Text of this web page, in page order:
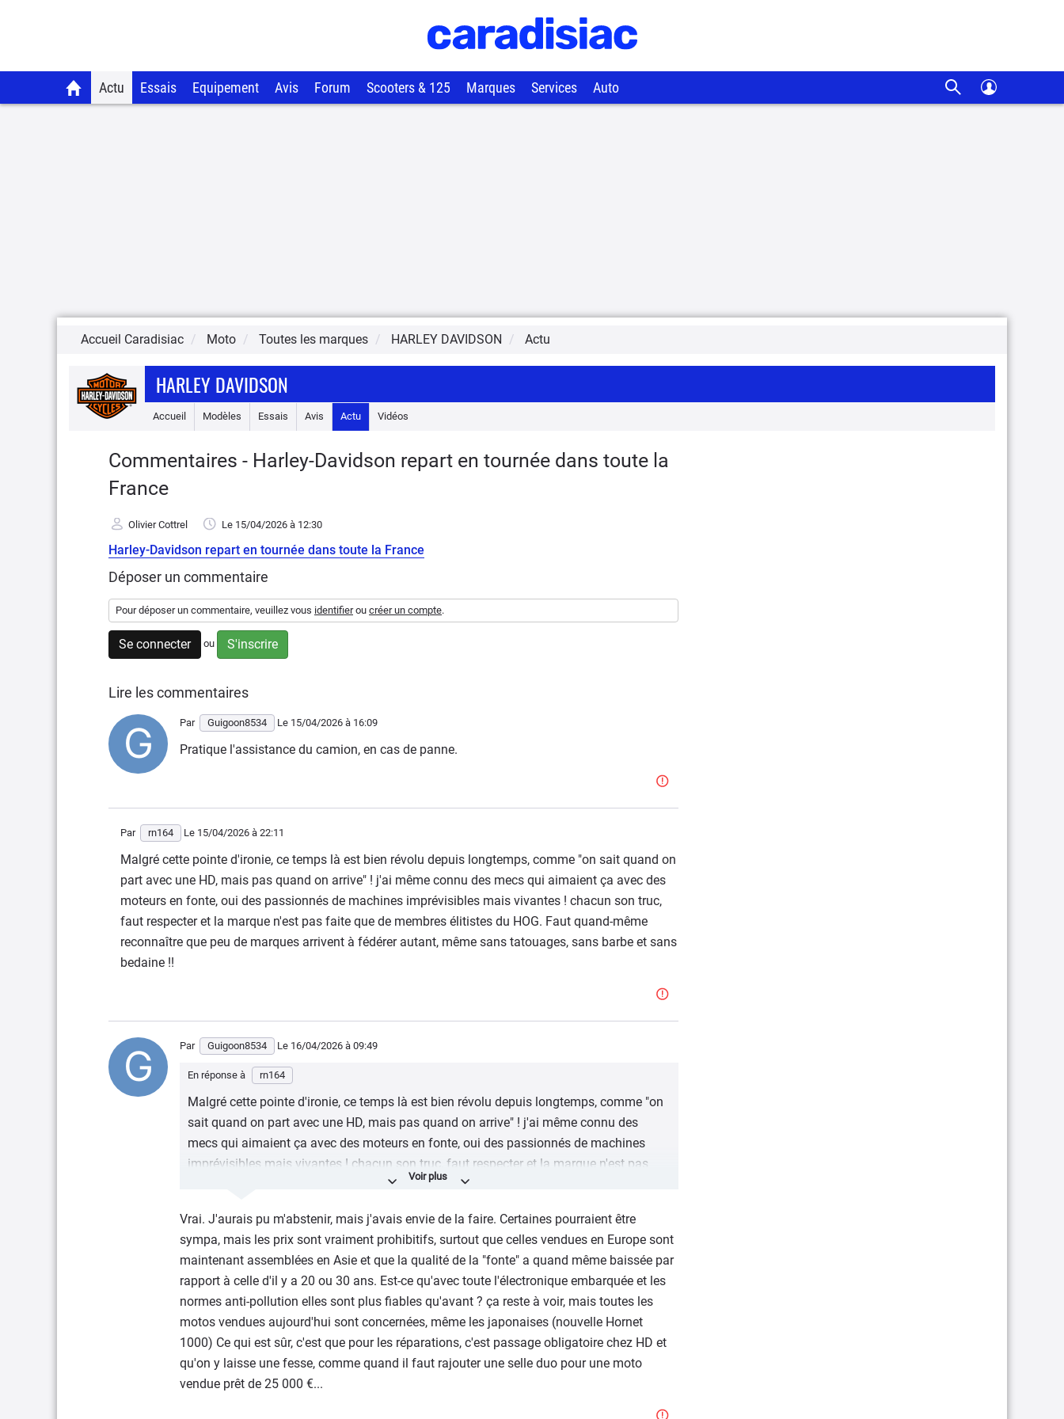
Actu Essais Equipement Avis Forum Scooters & 125 Marques Services Auto
Accueil Caradisiac Moto Toutes les marques HARLEY DAVIDSON Actu
HARLEY DAVIDSON
Accueil Modèles Essais Avis Actu Vidéos
Commentaires - Harley-Davidson repart en tournée dans toute la
France
Olivier Cottrel Le 15/04/2026 à 12:30
Harley-Davidson repart en tournée dans toute la France
Déposer un commentaire
Pour déposer un commentaire, veuillez vous identifierou créer un compte.
Se connecter ou S'inscrire
Lire les commentaires
Par Guigoon8534 Le 15/04/2026 à 16:09
Pratique l'assistance du camion, en cas de panne.
Par rn164 Le 15/04/2026 à 22:11
Malgré cette pointe d'ironie, ce temps là est bien révolu depuis longtemps, comme "on sait quand on
part avec une HD, mais pas quand on arrive" ! j'ai même connu des mecs qui aimaient ça avec des
moteurs en fonte, oui des passionnés de machines imprévisibles mais vivantes ! chacun son truc,
faut respecter et la marque n'est pas faite que de membres élitistes du HOG. Faut quand-même
reconnaître que peu de marques arrivent à fédérer autant, même sans tatouages, sans barbe et sans
bedaine !!
Par Guigoon8534 Le 16/04/2026 à 09:49
En réponse à rn164
Malgré cette pointe d'ironie, ce temps là est bien révolu depuis longtemps, comme "on
sait quand on part avec une HD, mais pas quand on arrive" ! j'ai même connu des
mecs qui aimaient ça avec des moteurs en fonte, oui des passionnés de machines
imprévisibles mais vivantes ! chacun son truc, faut respecter et la marque n'est pas
faite que de membres élitistes du HOG. Faut quand-même reconnaître que peu de
!!
Vrai. J'aurais pu m'abstenir, mais j'avais envie de la faire. Certaines pourraient être
sympa, mais les prix sont vraiment prohibitifs, surtout que celles vendues en Europe sont
maintenant assemblées en Asie et que la qualité de la "fonte" a quand même baissée par
rapport à celle d'il y a 20 ou 30 ans. Est-ce qu'avec toute l'électronique embarquée et les
normes anti-pollution elles sont plus fiables qu'avant ? ça reste à voir, mais toutes les
motos vendues aujourd'hui sont concernées, même les japonaises (nouvelle Hornet
1000) Ce qui est sûr, c'est que pour les réparations, c'est passage obligatoire chez HD et
qu'on y laisse une fesse, comme quand il faut rajouter une selle duo pour une moto
vendue prêt de 25 000 €...